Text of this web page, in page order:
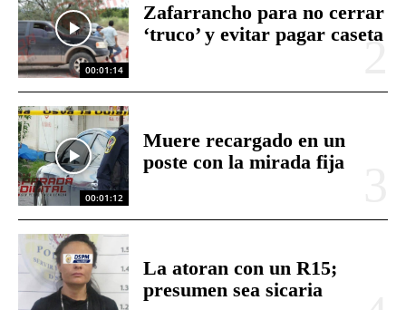
00:01:14
Zafarrancho para no cerrar
‘truco’ y evitar pagar caseta
00:01:12
Muere recargado en un
poste con la mirada fija
La atoran con un R15;
presumen sea sicaria